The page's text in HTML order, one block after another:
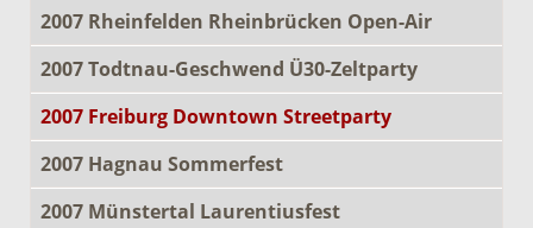
2007 Rheinfelden Rheinbrücken Open-Air
2007 Todtnau-Geschwend Ü30-Zeltparty
2007 Freiburg Downtown Streetparty
2007 Hagnau Sommerfest
2007 Münstertal Laurentiusfest